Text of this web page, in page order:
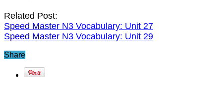
Related Post:
Speed Master N3 Vocabulary: Unit 27
Speed Master N3 Vocabulary: Unit 29
Share